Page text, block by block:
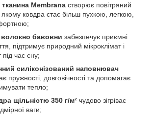
тканина Membrana створює повітряний
ковдра стає більш пухкою, легкою,
волокно бавовни забезпечує приємні
підтримує природний мікроклімат і
час сну;
силіконізований наповнювач
пружності, довговічності та допомагає
тепло;
щільністю 350 г/м² чудово зігріває
ваги;